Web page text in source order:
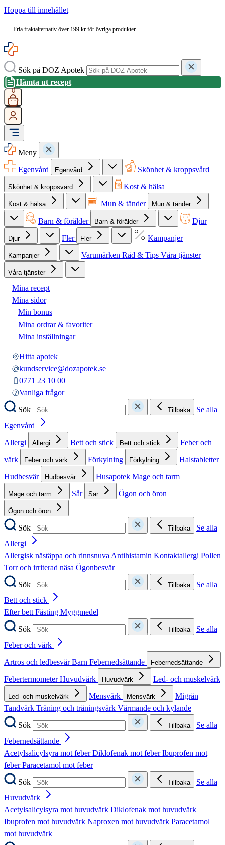
Hoppa till innehållet
Fria fraktalternativ över 199 kr för övriga produkter
Sök på DOZ Apotek
Hämta ut recept
0
Meny
Egenvård
Egenvård Skönhet & kroppsvård
Skönhet & kroppsvård Kost & hälsa
Kost & hälsa Mun & tänder Mun & tänder
Barn & förälder Barn & förälder Djur
Djur Fler Fler Kampanjer
Kampanjer Varumärken Råd & Tips Våra tjänster
Våra tjänster
Mina recept
Mina sidor
Min bonus
Mina ordrar & favoriter
Mina inställningar
Hitta apotek
kundservice@dozapotek.se
0771 23 10 00
Vanliga frågor
Sök
Tillbaka
Se alla
Egenvård
Allergi
Allergi Bett och stick Bett och stick
Feber och
värk
Feber och värk Förkylning Förkylning
Halstabletter
Hudbesvär
Hudbesvär Husapotek Mage och tarm
Mage och tarm Sår Sår Ögon och öron
Ögon och öron
Sök Tillbaka
Se alla
Allergi
Allergisk nästäppa och rinnsnuvaAntihistamin Kontaktallergi Pollen
Torr och irriterad näsa Ögonbesvär
Sök
Tillbaka
Se alla
Bett och stick
Efter bettFästing Myggmedel
Sök
Tillbaka
Se alla
Feber och värk
Artros och ledbesvärBarn Febernedsättande Febernedsättande
FebertermometerHuvudvärk Huvudvärk Led- och muskelvärk
Led- och muskelvärk Mensvärk Mensvärk
Migrän
Tandvärk Träning och träningsvärk Värmande och kylande
Sök
Tillbaka
Se alla
Febernedsättande
Acetylsalicylsyra mot feberDiklofenak mot feberIbuprofen mot
feberParacetamol mot feber
Sök
Tillbaka
Se alla
Huvudvärk
Acetylsalicylsyra mot huvudvärk Diklofenak mot huvudvärk
Ibuprofen mot huvudvärk Naproxen mot huvudvärk Paracetamol
mot huvudvärk